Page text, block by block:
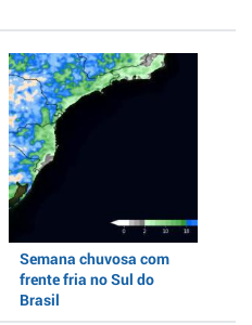
Semana chuvosa com
frente fria no Sul do
Brasil